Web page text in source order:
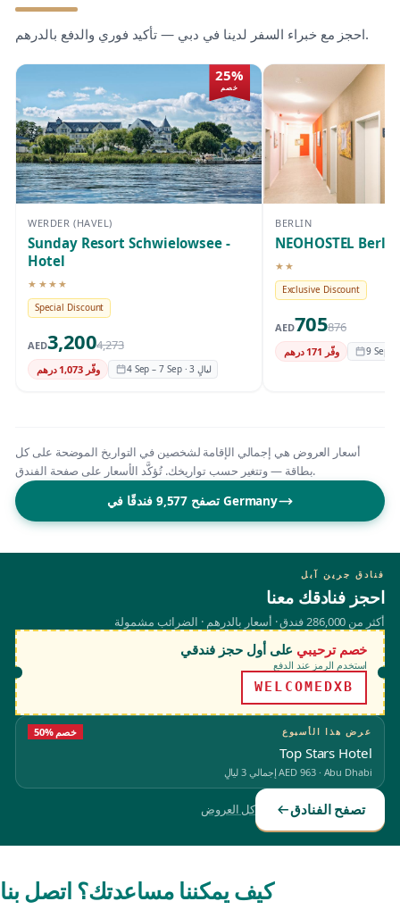
احجز مع خبراء السفر لدينا في دبي — تأكيد فوري والدفع بالدرهم.
25%
خصم
WERDER (HAVEL)
Sunday Resort Schwielowsee -
Hotel
★★★★ فندق 4 نجوم
Special Discount
AED3,2004,273
وفّر 1,073 درهم 4 Sep – 7 Sep · 3 ليالٍ
BERLIN
NEOHOSTEL Berlin
★★ فندق 2 نجوم
Exclusive Discount
AED705876
وفّر 171 درهم
أسعار العروض هي إجمالي الإقامة لشخصين في التواريخ الموضحة على كل
بطاقة — وتتغير حسب تواريخك. تُؤكَّد الأسعار على صفحة الفندق.
تصفح 9,577 فندقًا في Germany
فنادق جرين آبل
احجز فنادقك معنا
أكثر من 286,000 فندق · أسعار بالدرهم · الضرائب مشمولة
خصم ترحيبي على أول حجز فندقي
استخدم الرمز عند الدفع
WELCOMEDXB
عرض هذا الأسبوع 50% خصم
Top Stars Hotel
Abu Dhabi
·
AED 963إجمالي 3 ليالٍ
تصفح الفنادق كل العروض
كيف يمكننا مساعدتك؟ اتصل بنا